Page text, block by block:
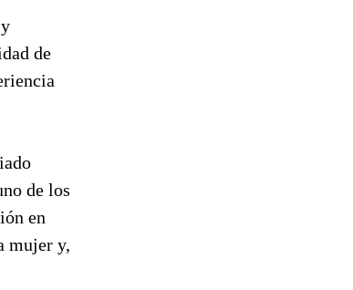
de
de los
en
mujer y,